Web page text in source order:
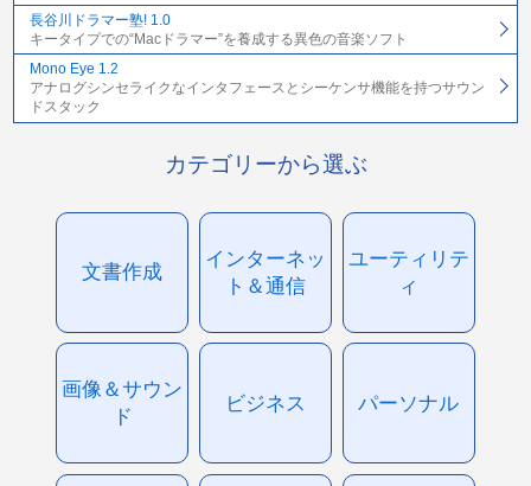
長谷川ドラマー塾! 1.0
キータイプでの“Macドラマー”を養成する異色の音楽ソフト
Mono Eye 1.2
アナログシンセライクなインタフェースとシーケンサ機能を持つサウン
ドスタック
カテゴリーから選ぶ
文書作成
インターネッ
ト＆通信
ユーティリテ
ィ
画像＆サウン
ド
ビジネス パーソナル